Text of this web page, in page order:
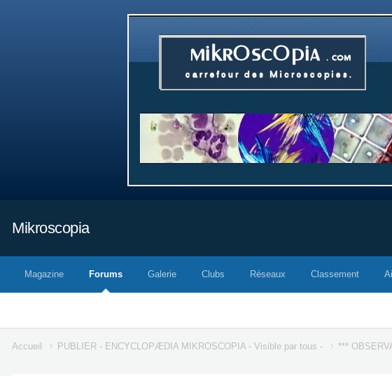
Mikroscopia
Magazine Forums Galerie Clubs Réseaux Classement
Accueil PUBLIER - ENCYCLOPÆDIA MIKROSCOPIA - Visible par tous - ***